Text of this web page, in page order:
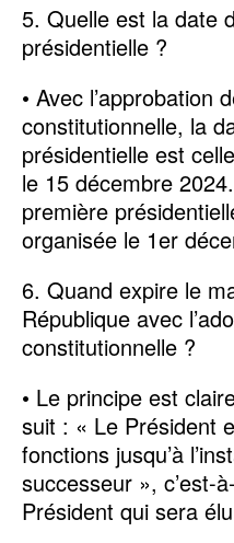
5. Quelle est la date
présidentielle ?
• Avec l’approbation
constitutionnelle, la
présidentielle est
le 15 décembre
première
organisée le 1er
6. Quand expire le
République avec
constitutionnelle ?
• Le principe est
suit : « Le Président
fonctions jusqu’à
successeur », c’est-
Président qui sera